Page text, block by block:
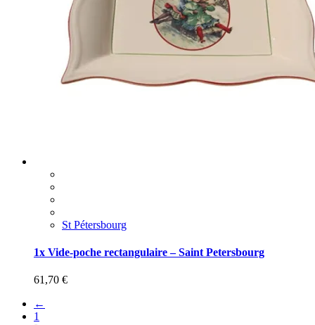
St Pétersbourg
1x Vide-poche rectangulaire – Saint Petersbourg
61,70 €
←
1